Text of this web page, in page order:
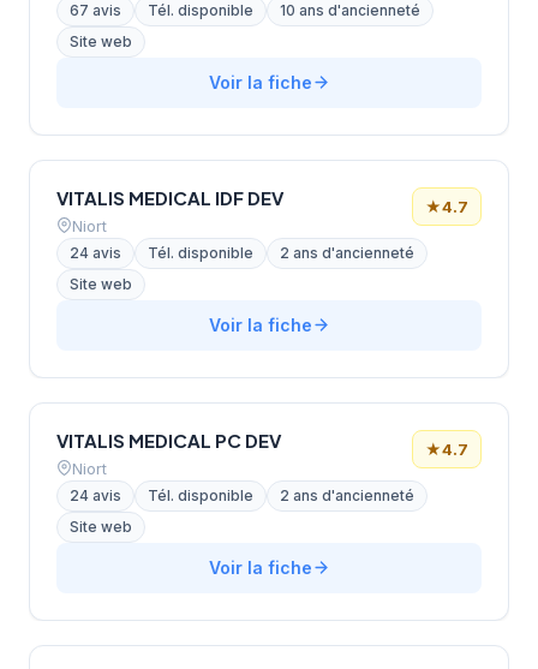
67 avis Tél. disponible
10 ans d'ancienneté
Site web
Voir la fiche
VITALIS MEDICAL IDF DEV
Niort
★4.7
24 avis Tél. disponible
2 ans d'ancienneté
Site web
Voir la fiche
VITALIS MEDICAL PC DEV
Niort
★4.7
24 avis Tél. disponible
2 ans d'ancienneté
Site web
Voir la fiche